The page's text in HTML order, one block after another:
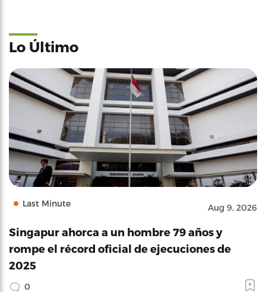
Lo Último
Last Minute Aug 9, 2026
Singapur ahorca a un hombre 79 años y
rompe el récord oficial de ejecuciones de
2025
0